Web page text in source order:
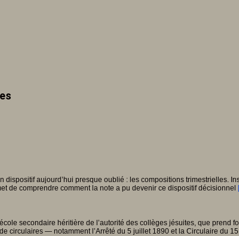
aujourd’hui presque oublié : les compositions trimestrielles.
de comprendre comment la note a pu devenir ce dispositif décisionnel
secondaire héritière de l’autorité des collèges jésuites, que
circulaires — notamment l’Arrêté du 5 juillet 1890 et la Circulaire du